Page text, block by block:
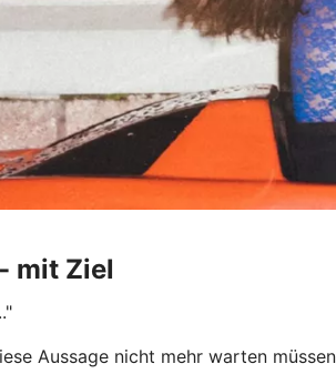
mit Ziel
Aussage nicht mehr warten